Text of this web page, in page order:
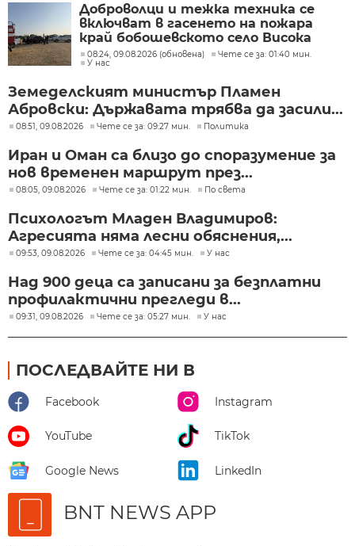
Доброволци и тежка техника се
включват в гасенето на пожара
край бобошевското село Висока
могила
08:24, 09.08.2026 (обновена)
Чете се за: 01:40 мин.
У нас
Земеделският министър Пламен
Абровски: Държавата трябва да засили...
08:51, 09.08.2026 Чете се за: 09:27 мин. Политика
Иран и Оман са близо до споразумение за
нов временен маршрут през...
08:05, 09.08.2026 Чете се за: 01:22 мин. По света
Психологът Младен Владимиров:
Агресията няма лесни обяснения,...
09:53, 09.08.2026 Чете се за: 04:45 мин. У нас
Над 900 деца са записани за безплатни
профилактични прегледи в...
09:31, 09.08.2026 Чете се за: 05:27 мин. У нас
ПОСЛЕДВАЙТЕ НИ В
Facebook Instagram
YouTube TikTok
Google News LinkedIn
BNT NEWS APP